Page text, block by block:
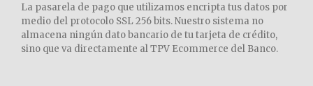
La pasarela de pago que utilizamos encripta tus datos por
medio del protocolo SSL 256 bits. Nuestro sistema no
almacena ningún dato bancario de tu tarjeta de crédito,
sino que va directamente al TPV Ecommerce del Banco.